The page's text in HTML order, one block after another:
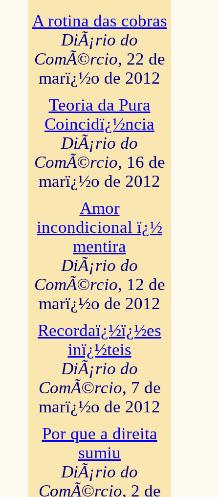
A rotina das cobras
DiÃ¡rio do
ComÃ©rcio, 22 de
marï¿½o de 2012
Teoria da Pura
Coincidï¿½ncia
DiÃ¡rio do
ComÃ©rcio, 16 de
marï¿½o de 2012
Amor
incondicional ï¿½
mentira
DiÃ¡rio do
ComÃ©rcio, 12 de
marï¿½o de 2012
Recordaï¿½ï¿½es
inï¿½teis
DiÃ¡rio do
ComÃ©rcio, 7 de
marï¿½o de 2012
Por que a direita
sumiu
DiÃ¡rio do
ComÃ©rcio, 2 de